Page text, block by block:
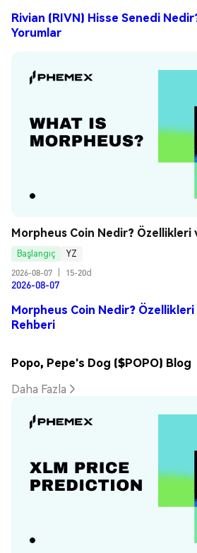
Rivian (RIVN) Hisse Senedi
Yorumlar
Morpheus Coin Nedir? Özellikleri
Başlangıç
YZ
2026-08-07
15-20d
2026-08-07
Morpheus Coin Nedir?
Rehberi
Popo, Pepe's Dog ($POPO) Blog
Daha Fazla